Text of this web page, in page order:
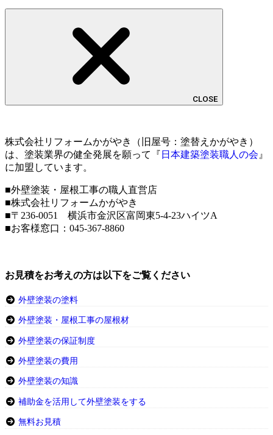
CLOSE
株式会社リフォームかがやき（旧屋号：塗替えかがやき）
は、塗装業界の健全発展を願って『 日本建築塗装職人の会 』
に加盟しています。
■外壁塗装・屋根工事の職人直営店
■株式会社リフォームかがやき
■〒236-0051 横浜市金沢区富岡東5-4-23ハイツA
■お客様窓口： 045-367-8860
お見積をお考えの方は以下をご覧ください
外壁塗装の塗料
外壁塗装・屋根工事の屋根材
外壁塗装の保証制度
外壁塗装の費用
外壁塗装の知識
補助金を活用して外壁塗装をする
無料お見積